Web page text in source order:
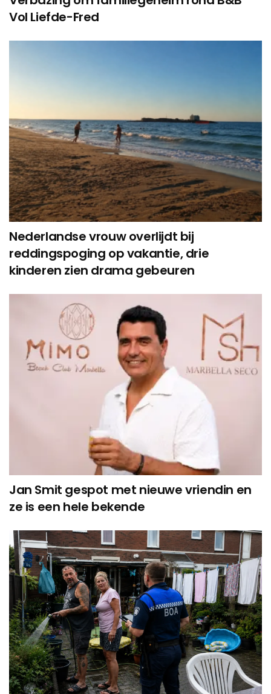
Vol Liefde-Fred
Nederlandse vrouw overlijdt bij
reddingspoging op vakantie, drie
kinderen zien drama gebeuren
Jan Smit gespot met nieuwe vriendin en
ze is een hele bekende